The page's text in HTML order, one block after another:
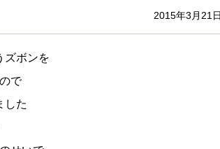
2015年3月21
ズボンを
で
した